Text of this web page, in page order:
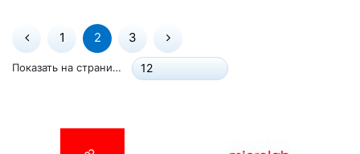
1 2 3
Показать на странице: 12